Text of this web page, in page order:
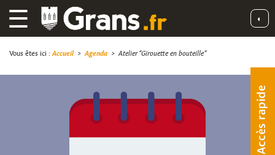
☰ ◐
Accès rapide
Vous êtes ici : Accueil> Agenda > Atelier “Girouette en bouteille”